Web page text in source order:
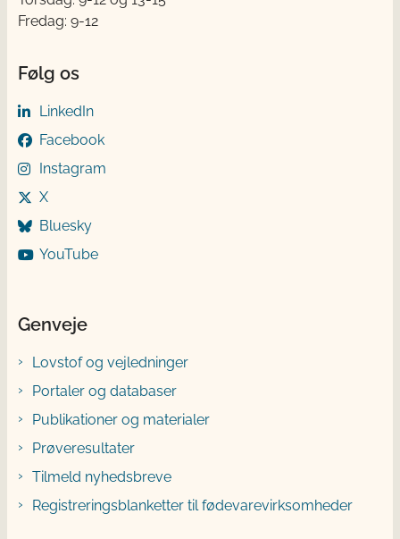
Fredag: 9-12
Følg os
LinkedIn
Facebook
Instagram
X
Bluesky
YouTube
Genveje
Lovstof og vejledninger
Portaler og databaser
Publikationer og materialer
Prøveresultater
Tilmeld nyhedsbreve
Registreringsblanketter til fødevarevirksomheder